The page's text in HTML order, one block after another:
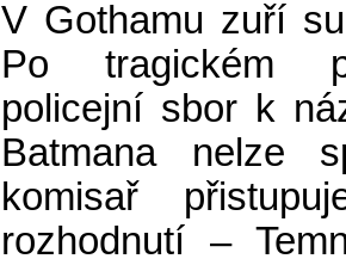
V Gothamu zuří
Po tragickém
policejní sbor k
Batmana nelze
komisař
rozhodnutí –